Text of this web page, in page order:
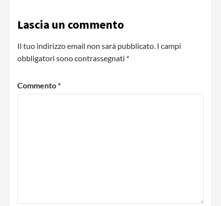
Lascia un commento
Il tuo indirizzo email non sarà pubblicato. I campi
obbligatori sono contrassegnati *
Commento*